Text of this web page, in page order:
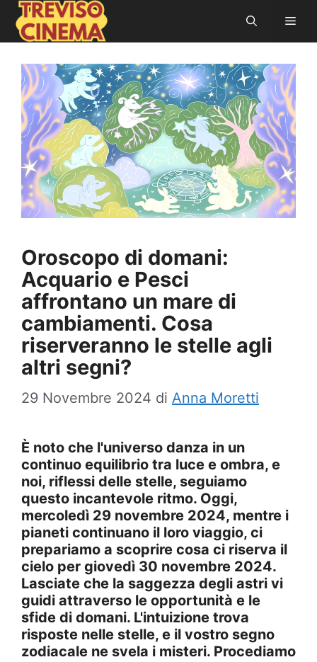
Vai
contenuto
Oroscopo di domani:
Acquario e Pesci
affrontano un mare di
cambiamenti. Cosa
riserveranno le stelle agli
altri segni?
29 Novembre 2024 di Anna Moretti
È noto che l'universo danza in un
continuo equilibrio tra luce e ombra, e
noi, riflessi delle stelle, seguiamo
questo incantevole ritmo. Oggi,
mercoledì 29 novembre 2024, mentre i
pianeti continuano il loro viaggio, ci
prepariamo a scoprire cosa ci riserva il
cielo per giovedì 30 novembre 2024.
Lasciate che la saggezza degli astri vi
guidi attraverso le opportunità e le
sfide di domani. L'intuizione trova
risposte nelle stelle, e il vostro segno
zodiacale ne svela i misteri. Procediamo